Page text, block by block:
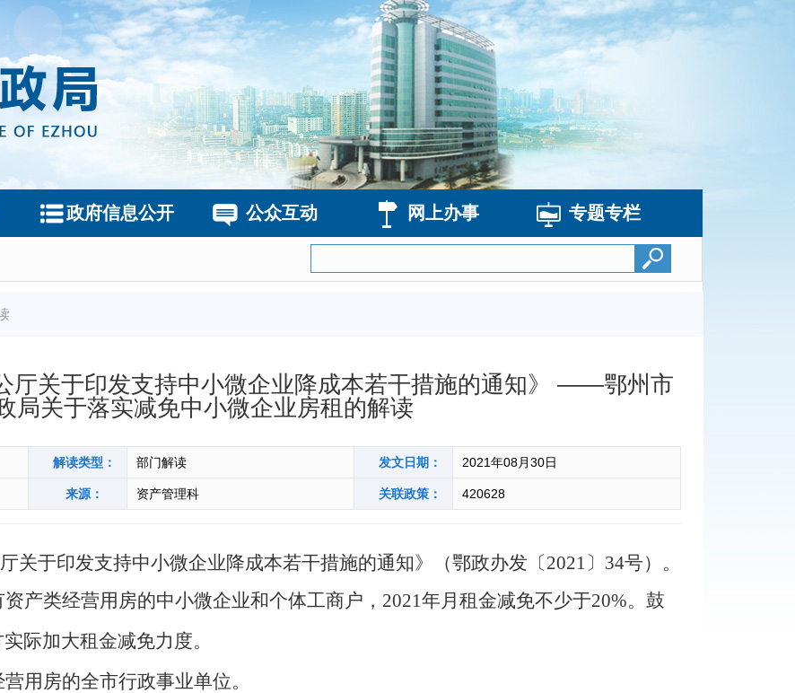
政府信息公开 公众互动 网上办事 专题专栏
厅关于印发支持中小微企业降成本若干措施的通知》 ——鄂州市
局关于落实减免中小微企业房租的解读
解读类型： 部门解读 发文日期： 2021年08月30日
来源： 资产管理科 关联政策： 420628
厅关于印发支持中小微企业降成本若干措施的通知》（鄂政办发〔2021〕34号） 。
产类经营用房的中小微企业和个体工商户， 2021年月租金减免不少于20%。鼓
际加大租金减免力度。
营用房的全市行政事业单位。